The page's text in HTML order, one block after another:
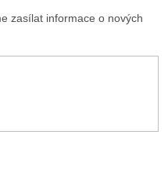
zasílat informace o nových